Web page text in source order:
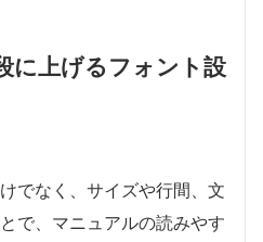
に上げるフォント設
でなく、サイズや行間、文
で、マニュアルの読みやす